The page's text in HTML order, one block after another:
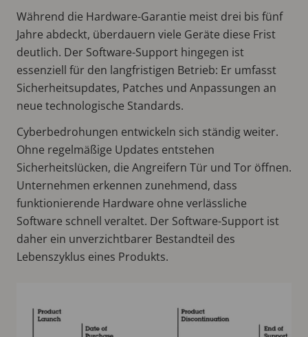
Während die Hardware-Garantie meist drei bis fünf
Jahre abdeckt, überdauern viele Geräte diese Frist
deutlich. Der Software-Support hingegen ist
essenziell für den langfristigen Betrieb: Er umfasst
Sicherheitsupdates, Patches und Anpassungen an
neue technologische Standards.
Cyberbedrohungen entwickeln sich ständig weiter.
Ohne regelmäßige Updates entstehen
Sicherheitslücken, die Angreifern Tür und Tor öffnen.
Unternehmen erkennen zunehmend, dass
funktionierende Hardware ohne verlässliche
Software schnell veraltet. Der Software-Support ist
daher ein unverzichtbarer Bestandteil des
Lebenszyklus eines Produkts.